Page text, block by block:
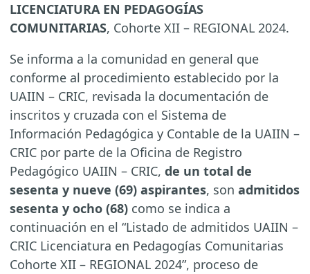
LICENCIATURA EN PEDAGOGÍAS
COMUNITARIAS, Cohorte XII – REGIONAL 2024.
Se informa a la comunidad en general que
conforme al procedimiento establecido por la
UAIIN – CRIC, revisada la documentación de
inscritos y cruzada con el Sistema de
Información Pedagógica y Contable de la UAIIN –
CRIC por parte de la Oficina de Registro
Pedagógico UAIIN – CRIC, de un total de
sesenta y nueve (69) aspirantes, son admitidos
sesenta y ocho (68)como se indica a
continuación en el “Listado de admitidos UAIIN –
CRIC Licenciatura en Pedagogías Comunitarias
Cohorte XII – REGIONAL 2024”, proceso de